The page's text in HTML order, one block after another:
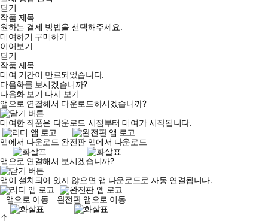
닫기
작품 제목
원하는 결제 방법을 선택해주세요.
대여하기 구매하기
이어보기
닫기
작품 제목
대여 기간이 만료되었습니다.
다음화를 보시겠습니까?
다음화 보기 다시 보기
앱으로 연결해서 다운로드하시겠습니까?
대여한 작품은 다운로드 시점부터 대여가 시작됩니다.
앱에서 다운로드 완전판 앱에서 다운로드
앱으로 연결해서 보시겠습니까?
앱이 설치되어 있지 않으면 앱 다운로드로 자동 연결됩니다.
앱으로 이동
완전판 앱으로 이동